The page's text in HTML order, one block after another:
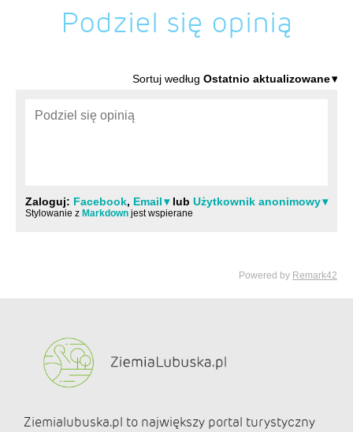
Podziel się opinią
Ziemialubuska.pl to największy portal turystyczny